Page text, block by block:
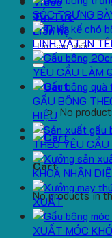
Tin Tức
Liên hệ
Search
for:
No
Cart
No products in
SÓC TRƯNG
LINH VẬT IN
YÊU CẦU LÀM
GẤU BÔNG
HIỆU
THEO YÊU
KHOÁ NHẬN
XUẤT
XUẤT MÓC